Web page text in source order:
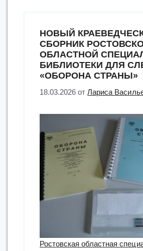
НОВЫЙ
СБОРНИК
ОБЛАСТНОЙ
БИБЛИОТЕКИ ДЛЯ
«ОБОРОНА СТРАНЫ»
18.03.2026 отЛариса
Ростовская областная